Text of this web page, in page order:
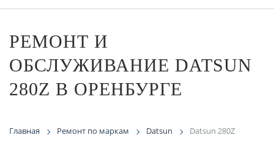
РЕМОНТ И
ОБСЛУЖИВАНИЕ DATSUN
280Z В ОРЕНБУРГЕ
Главная Ремонт по маркам Datsun Datsun 280Z